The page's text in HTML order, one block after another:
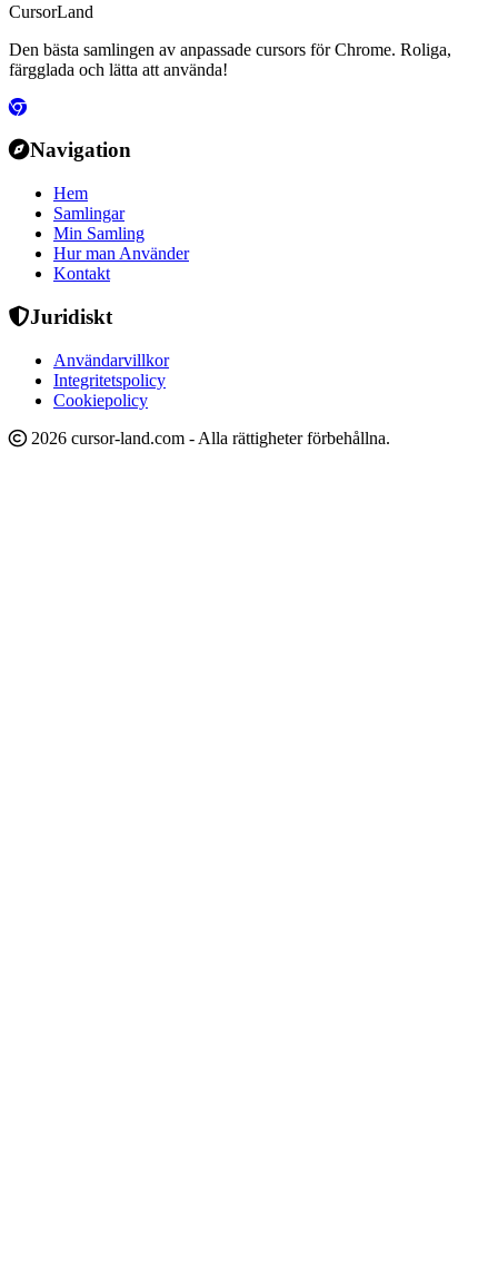
CursorLand
Den bästa samlingen av anpassade cursors för Chrome. Roliga,
färgglada och lätta att använda!
Navigation
Hem
Samlingar
Min Samling
Hur man Använder
Kontakt
Juridiskt
Användarvillkor
Integritetspolicy
Cookiepolicy
2026 cursor-land.com - Alla rättigheter förbehållna.